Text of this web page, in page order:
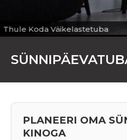
PLANEERI OMA
KINOGA